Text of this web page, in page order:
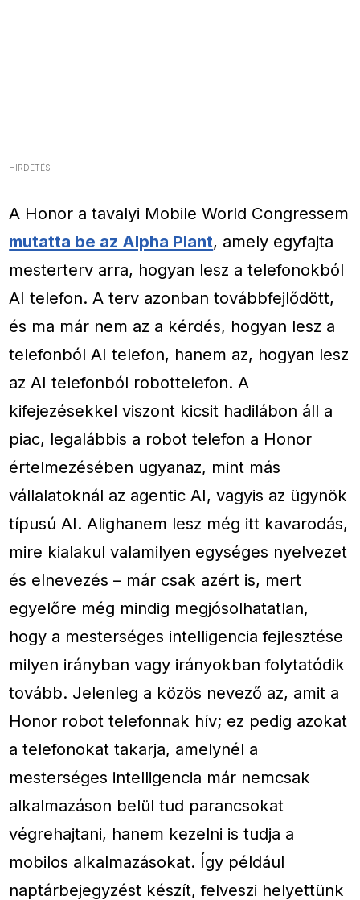
HIRDETÉS
A Honor a tavalyi Mobile World Congressem
mutatta be az Alpha Plant, amely egyfajta
mesterterv arra, hogyan lesz a telefonokból
AI telefon. A terv azonban továbbfejlődött,
és ma már nem az a kérdés, hogyan lesz a
telefonból AI telefon, hanem az, hogyan lesz
az AI telefonból robottelefon. A
kifejezésekkel viszont kicsit hadilábon áll a
piac, legalábbis a robot telefon a Honor
értelmezésében ugyanaz, mint más
vállalatoknál az agentic AI, vagyis az ügynök
típusú AI. Alighanem lesz még itt kavarodás,
mire kialakul valamilyen egységes nyelvezet
és elnevezés – már csak azért is, mert
egyelőre még mindig megjósolhatatlan,
hogy a mesterséges intelligencia fejlesztése
milyen irányban vagy irányokban folytatódik
tovább. Jelenleg a közös nevező az, amit a
Honor robot telefonnak hív; ez pedig azokat
a telefonokat takarja, amelynél a
mesterséges intelligencia már nemcsak
alkalmazáson belül tud parancsokat
végrehajtani, hanem kezelni is tudja a
mobilos alkalmazásokat. Így például
naptárbejegyzést készít, felveszi helyettünk